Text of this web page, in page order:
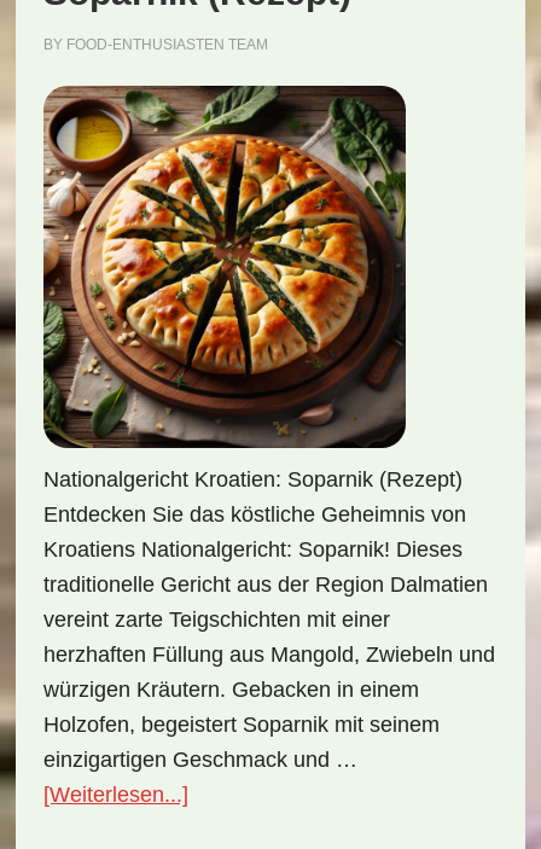
BY FOOD-ENTHUSIASTEN TEAM
Nationalgericht Kroatien: Soparnik (Rezept)
Entdecken Sie das köstliche Geheimnis von
Kroatiens Nationalgericht: Soparnik! Dieses
traditionelle Gericht aus der Region Dalmatien
vereint zarte Teigschichten mit einer
herzhaften Füllung aus Mangold, Zwiebeln und
würzigen Kräutern. Gebacken in einem
Holzofen, begeistert Soparnik mit seinem
einzigartigen Geschmack und …
[Weiterlesen...]ÜberNationalgericht